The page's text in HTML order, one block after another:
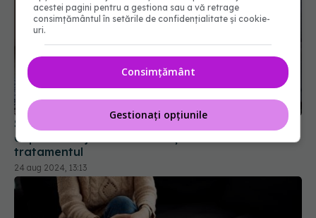
Studiu Stanford identifică șase subtipuri de
depresie majoră. Care sunt și cum modifică
tratamentul
24 aug 2024, 13:13
acestei pagini pentru a gestiona sau a vă retrage
consimțământul în setările de confidențialitate și cookie-
uri.
Consimțământ
Gestionați opțiunile